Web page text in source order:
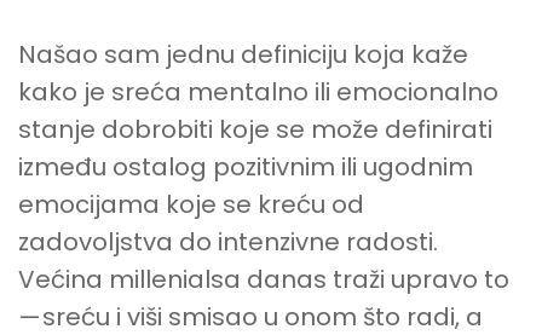
Našao sam jednu definiciju koja kaže
kako je sreća mentalno ili emocionalno
stanje dobrobiti koje se može definirati
između ostalog pozitivnim ili ugodnim
emocijama koje se kreću od
zadovoljstva do intenzivne radosti.
Većina millenialsa danas traži upravo to
— sreću i viši smisao u onom što radi, a